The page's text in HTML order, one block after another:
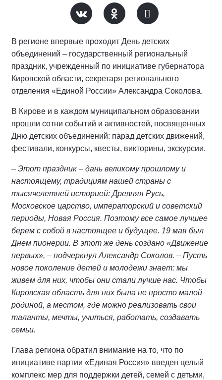
В регионе впервые проходит День детских
объединений – государственный региональный
праздник, учрежденный по инициативе губернатора
Кировской области, секретаря регионального
отделения «Единой России» Александра Соколова.
В Кирове и в каждом муниципальном образовании
прошли сотни событий и активностей, посвященных
Дню детских объединений: парад детских движений,
фестивали, конкурсы, квесты, викторины, экскурсии.
– Этот праздник – дань великому прошлому и
настоящему, традициям нашей страны с
тысячелетней историей: Древняя Русь,
Московское царство, императорский и советский
периоды, Новая Россия. Поэтому все самое лучшее
берем с собой в настоящее и будущее. 19 мая был
Днем пионерии. В этот же день создано «Движение
первых», – подчеркнул Александр Соколов. – Пусть
новое поколение детей и молодежи знает: мы
живем для них, чтобы они стали лучше нас. Чтобы
Кировская область для них была не просто малой
родиной, а местом, где можно реализовать свои
таланты, мечты, учиться, работать, создавать
семьи.
Глава региона обратил внимание на то, что по
инициативе партии «Единая Россия» введен целый
комплекс мер для поддержки детей, семей с детьми,